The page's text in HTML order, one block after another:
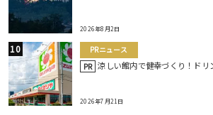
2026年8月2日
PRニュース
PR 涼しい館内で健幸づくり！ドリ
2026年7月21日